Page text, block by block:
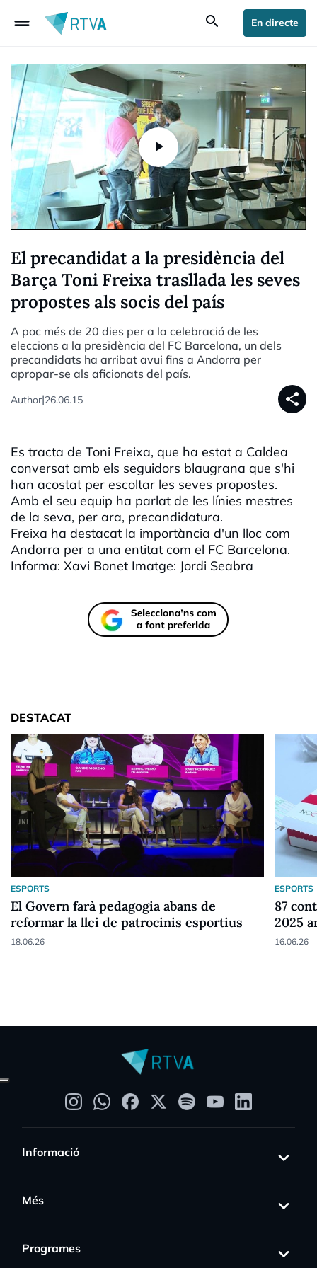
drag_handle search En directe
El precandidat a la presidència del
Barça Toni Freixa trasllada les seves
propostes als socis del país
A poc més de 20 dies per a la celebració de les
eleccions a la presidència del FC Barcelona, un dels
precandidats ha arribat avui fins a Andorra per
apropar-se als aficionats del país.
Author|26.06.15 share
Es tracta de Toni Freixa, que ha estat a Caldea
conversat amb els seguidors blaugrana que s'hi
han acostat per escoltar les seves propostes.
Amb el seu equip ha parlat de les línies mestres
de la seva, per ara, precandidatura.
Freixa ha destacat la importància d'un lloc com
Andorra per a una entitat com el FC Barcelona.
Informa: Xavi Bonet Imatge: Jordi Seabra
DESTACAT
ESPORTS
El Govern farà pedagogia abans de
reformar la llei de patrocinis esportius
18.06.26
ESPORTS
87
2025
16.06.26
Informació
Més
Programes